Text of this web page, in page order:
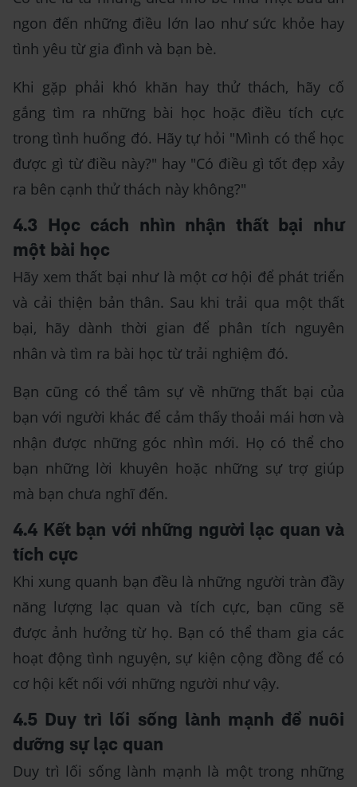
ngon đến những điều lớn lao như sức khỏe hay
tình yêu từ gia đình và bạn bè.
Khi gặp phải khó khăn hay thử thách, hãy cố
gắng tìm ra những bài học hoặc điều tích cực
trong tình huống đó. Hãy tự hỏi "Mình có thể học
được gì từ điều này?" hay "Có điều gì tốt đẹp xảy
ra bên cạnh thử thách này không?"
4.3 Học cách nhìn nhận thất bại như
một bài học
Hãy xem thất bại như là một cơ hội để phát triển
và cải thiện bản thân. Sau khi trải qua một thất
bại, hãy dành thời gian để phân tích nguyên
nhân và tìm ra bài học từ trải nghiệm đó.
Bạn cũng có thể tâm sự về những thất bại của
bạn với người khác để cảm thấy thoải mái hơn và
nhận được những góc nhìn mới. Họ có thể cho
bạn những lời khuyên hoặc những sự trợ giúp
mà bạn chưa nghĩ đến.
4.4 Kết bạn với những người lạc quan và
tích cực
Khi xung quanh bạn đều là những người tràn đầy
năng lượng lạc quan và tích cực, bạn cũng sẽ
được ảnh hưởng từ họ. Bạn có thể tham gia các
hoạt động tình nguyện, sự kiện cộng đồng để có
cơ hội kết nối với những người như vậy.
4.5 Duy trì lối sống lành mạnh để nuôi
dưỡng sự lạc quan
Duy trì lối sống lành mạnh là một trong những